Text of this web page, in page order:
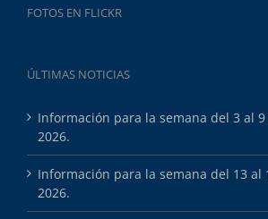
FOTOS EN FLICKR
ÚLTIMAS NOTICIAS
Información para la semana del 3 al 9
2026.
Información para la semana del 13 al
2026.